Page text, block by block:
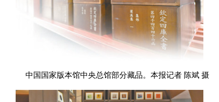
中国国家版本馆中央总馆部分藏品。本报记者 陈斌 摄